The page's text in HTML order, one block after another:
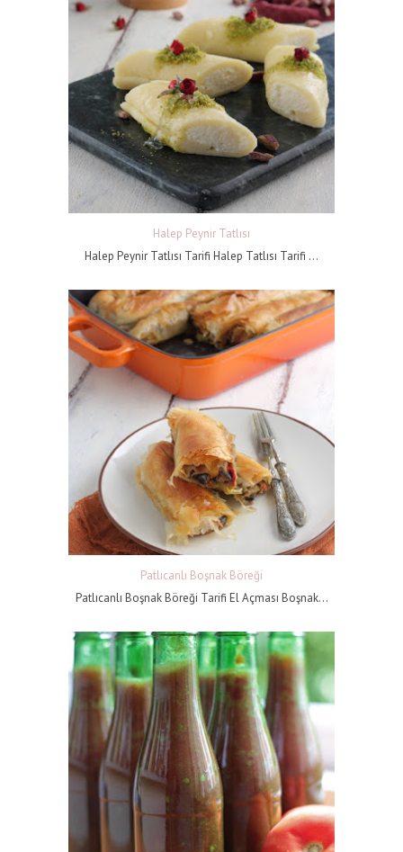
Halep Peynir Tatlısı
Halep Peynir Tatlısı Tarifi Halep Tatlısı Tarifi ...
Patlıcanlı Boşnak Böreği
Patlıcanlı Boşnak Böreği Tarifi El Açması Boşnak...